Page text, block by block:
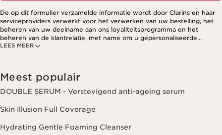
LEES MEER
De op dit formulier verzamelde informatie wordt door Clarins en haar
serviceproviders verwerkt voor het verwerken van uw bestelling, het
beheren van uw deelname aan ons loyaliteitsprogramma en het
beheren van de klantrelatie, met name om u gepersonaliseerde
aanbiedingen te kunnen sturen op basis van uw eerdere aankopen en
Meest populair
DOUBLE SERUM - Verstevigend anti-ageing serum
Skin Illusion Full Coverage
Hydrating Gentle Foaming Cleanser